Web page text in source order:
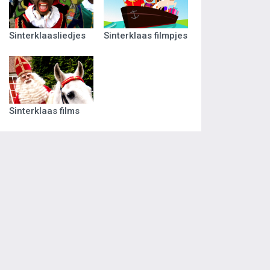
Sinterklaasliedjes Sinterklaas filmpjes
Sinterklaas films